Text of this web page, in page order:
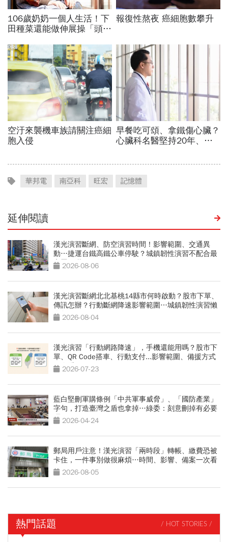
華邦電 南亞科 旺宏 記憶體
延伸閱讀
漢光演習斷網、防空演習時間！影響範圍、交通異
動…捷運台鐵高鐵公車停駛？城鎮韌性演習不配合最
高罰15萬
2026-08-06
漢光演習斷網北北基桃14縣市何時啟動？股市下單、
傳訊怎辦？行動斷網降速影響範圍…城鎮韌性演習懶
人包2026-08-04
漢光演習「行動網路降速」，手機還能用嗎？股市下
單、QR Code搭車、行動支付...影響範圍、備援方式
一次看
2026-07-23
藍白堅刪軍購條例「中共軍事威脅」、「國防產業」
字句，打造臺灣之盾也拿掉…綠委：刻意刪掉有必要
嗎 2026-04-24
郵局用戶注意！漢光演習「兩時段」轉帳、繳費恐被
卡住，一件事別做很麻煩…時間、影響、備案一次看
2026-08-05
熱門話題 / HOT STORIES /